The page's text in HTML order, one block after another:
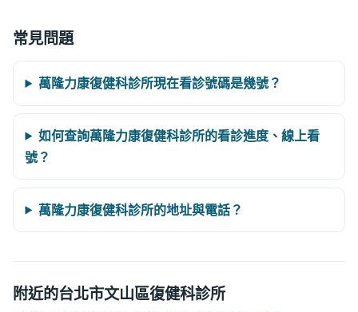
常見問題
萬隆力康復健科診所現在看診號碼是幾號？
如何查詢萬隆力康復健科診所的看診進度、線上看
號？
萬隆力康復健科診所的地址與電話？
附近的台北市文山區復健科診所